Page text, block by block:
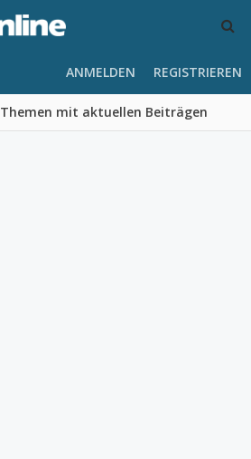
Themen mit aktuellen Beiträgen
ANMELDEN REGISTRIEREN